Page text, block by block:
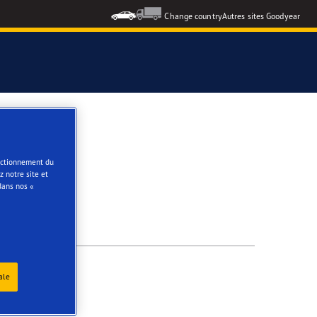
Change countryAutres sites Goodyear
du
notre site et
nos «